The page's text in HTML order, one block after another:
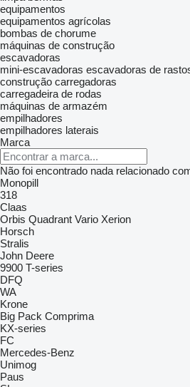
equipamentos
equipamentos agrícolas
bombas de chorume
máquinas de construção
escavadoras
mini-escavadoras escavadoras de
construção carregadoras
carregadeira de rodas
máquinas de armazém
empilhadores
empilhadores laterais
Marca
Não foi encontrado nada relacionado
Monopill
318
Claas
Orbis Quadrant Vario Xerion
Horsch
Stralis
John Deere
9900 T-series
DFQ
WA
Krone
Big Pack Comprima
KX-series
FC
Mercedes-Benz
Unimog
Paus